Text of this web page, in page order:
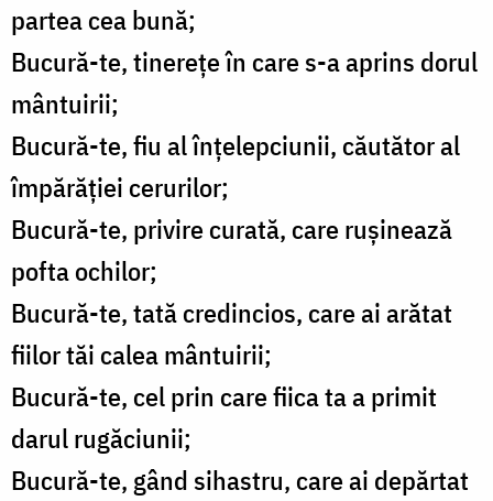
partea cea bună;
Bucură-te, tinerețe în care s-a aprins dorul
mântuirii;
Bucură-te, fiu al înțelepciunii, căutător al
împărăției cerurilor;
Bucură-te, privire curată, care rușinează
pofta ochilor;
Bucură-te, tată credincios, care ai arătat
fiilor tăi calea mântuirii;
Bucură-te, cel prin care fiica ta a primit
darul rugăciunii;
Bucură-te, gând sihastru, care ai depărtat